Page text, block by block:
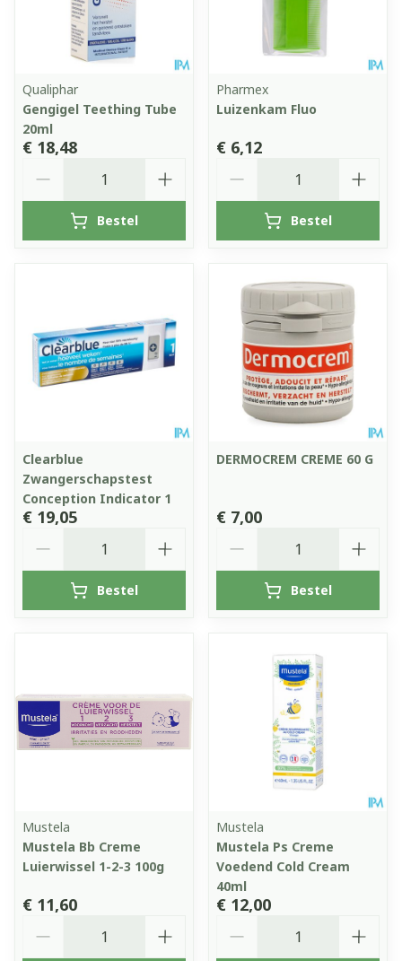
Qualiphar
Gengigel Teething Tube
20ml
€ 18,48
Bestel
Pharmex
Luizenkam Fluo
€ 6,12
Bestel
Clearblue
Zwangerschapstest
Conception Indicator 1
€ 19,05
Bestel
DERMOCREM CREME 60 G
€ 7,00
Bestel
Mustela
Mustela Bb Creme
Luierwissel 1-2-3 100g
€ 11,60
Mustela
Mustela Ps Creme
Voedend Cold Cream
40ml
€ 12,00